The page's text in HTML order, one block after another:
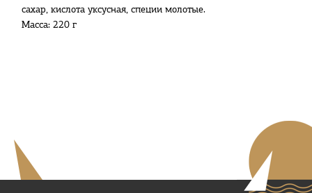
сахар, кислота уксусная, специи молотые.
Масса: 220 г